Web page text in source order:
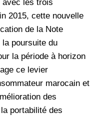
avec les trois
2015, cette nouvelle
de la Note
la poursuite du
la période à horizon
ce levier
marocain et
des
portabilité des